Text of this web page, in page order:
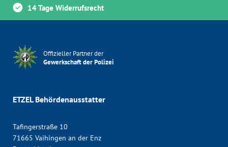
14 Tage Widerrufsrecht
Offizieller Partner der
Gewerkschaft der Polizei
ETZEL Behördenausstatter
Tafingerstraße 10
71665 Vaihingen an der Enz